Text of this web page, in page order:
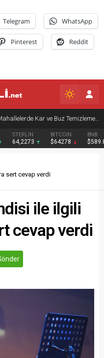
Telegram WhatsApp
Pinterest Reddit
Derik Belediyesi Merkez Mahallelerde Kar ve Buz Temizleme Çalışmalarını Sürdürüyor
STERLİN
64,2273
BITCOIN
$64278
BNB
sert cevap verdi
ile ilgili
cevap verdi